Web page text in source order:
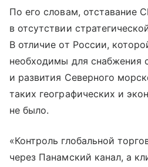
По его словам, отставание
в отсутствии
В отличие от России,
необходимы для снабжения
и развития Северного
таких географических и
не было.
«Контроль глобальной
через Панамский канал, а